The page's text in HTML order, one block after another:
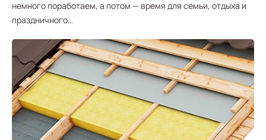
немного поработаем, а потом — время для семьи, отдыха и
праздничного…